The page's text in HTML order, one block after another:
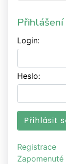
Přihlášení
Login:
Heslo:
Registrace
Zapomenuté